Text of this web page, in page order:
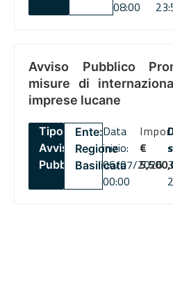
08:00
Avviso Pubblico
misure di
imprese lucane
Tipo:
Avviso
Pubblico
Ente:
Regione
Basilicata
Data
inizio:
06/07/2026
00:00
€